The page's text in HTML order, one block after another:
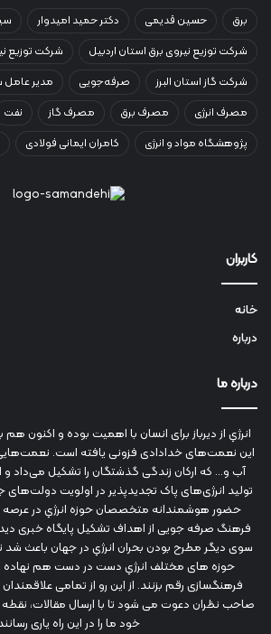
برق حسین قدیمی دکتر حمید امیدوار
شرکت توزیع نیروی برق استان اردبیل
شرکت توزیع
شرکت گاز استان البرز
صرفه‌جویی
مدیر عامل
مصرف انرژی
مصرف برق مصرف گاز نفت
پژوهشگاه مواد و انرژی
کامران ایمانی فولادی
کاربران
خانه
درباره
درباره ما
انرژي‌ از دیرباز برای انسان با اهمیت بوده و اکنون
این نعمت‌های خدادادی فزونی یافته است.
آب و... که ارکان زندگی گذشتگان را تشکیل می‌داد و
تولید انرژی‌های پاک تجدیدپذیر در اولویت دولت‌های
حضور هوشمندانه متخصصان حوزه انرژي در
فرهنگ صرفه جویی از اهداف تشکیل پایگاه خبری
سوی دیگر مطرح بودن بحران انرژي در جهان باعث شد
حوزه های مختلف انرژي دست در دست هم نهاده و
فرهنگسازی رقم بزنند. از این رو از تمامی
صاحب نظران دعوت می شود تا با ارسال مقالات،
خود ما را در این راه یاری